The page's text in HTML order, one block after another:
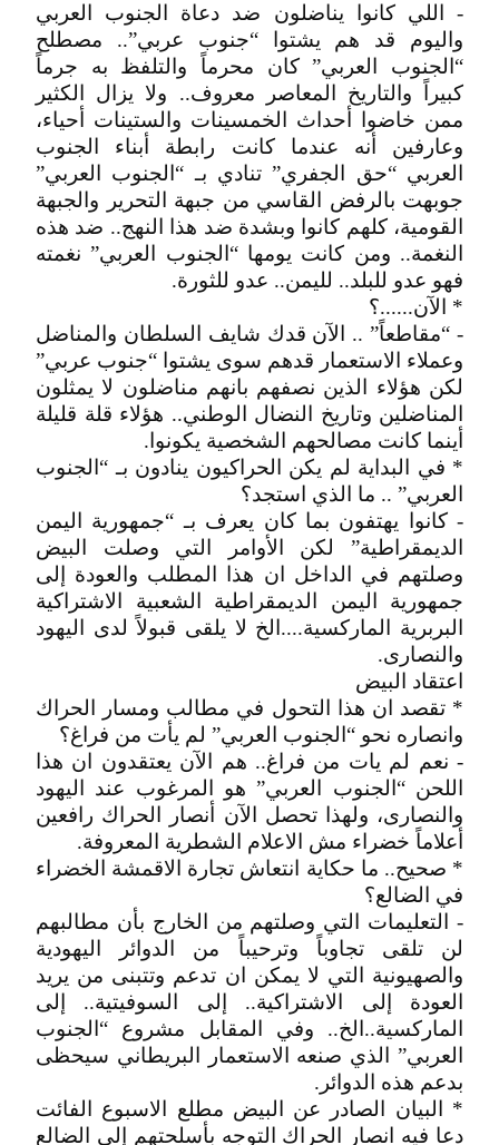
- اللي كانوا يناضلون ضد دعاة الجنوب العربي
واليوم قد هم يشتوا “جنوب عربي”.. مصطلح
“الجنوب العربي” كان محرماً والتلفظ به جرماً
كبيراً والتاريخ المعاصر معروف.. ولا يزال الكثير
ممن خاضوا أحداث الخمسينات والستينات أحياء،
وعارفين أنه عندما كانت رابطة أبناء الجنوب
العربي “حق الجفري” تنادي بـ “الجنوب العربي”
جوبهت بالرفض القاسي من جبهة التحرير والجبهة
القومية، كلهم كانوا وبشدة ضد هذا النهج.. ضد هذه
النغمة.. ومن كانت يومها “الجنوب العربي” نغمته
فهو عدو للبلد.. لليمن.. عدو للثورة.
* الآن......؟
- “مقاطعاً” .. الآن قدك شايف السلطان والمناضل
وعملاء الاستعمار قدهم سوى يشتوا “جنوب عربي”
لكن هؤلاء الذين نصفهم بانهم مناضلون لا يمثلون
المناضلين وتاريخ النضال الوطني.. هؤلاء قلة قليلة
أينما كانت مصالحهم الشخصية يكونوا.
* في البداية لم يكن الحراكيون ينادون بـ “الجنوب
العربي” .. ما الذي استجد؟
- كانوا يهتفون بما كان يعرف بـ “جمهورية اليمن
الديمقراطية” لكن الأوامر التي وصلت البيض
وصلتهم في الداخل ان هذا المطلب والعودة إلى
جمهورية اليمن الديمقراطية الشعبية الاشتراكية
البربرية الماركسية....الخ لا يلقى قبولاً لدى اليهود
والنصارى.
اعتقاد البيض
* تقصد ان هذا التحول في مطالب ومسار الحراك
وانصاره نحو “الجنوب العربي” لم يأت من فراغ؟
- نعم لم يات من فراغ.. هم الآن يعتقدون ان هذا
اللحن “الجنوب العربي” هو المرغوب عند اليهود
والنصارى، ولهذا تحصل الآن أنصار الحراك رافعين
أعلاماً خضراء مش الاعلام الشطرية المعروفة.
* صحيح.. ما حكاية انتعاش تجارة الاقمشة الخضراء
في الضالع؟
- التعليمات التي وصلتهم من الخارج بأن مطالبهم
لن تلقى تجاوباً وترحيباً من الدوائر اليهودية
والصهيونية التي لا يمكن ان تدعم وتتبنى من يريد
العودة إلى الاشتراكية.. إلى السوفيتية.. إلى
الماركسية..الخ.. وفي المقابل مشروع “الجنوب
العربي” الذي صنعه الاستعمار البريطاني سيحظى
بدعم هذه الدوائر.
* البيان الصادر عن البيض مطلع الاسبوع الفائت
دعا فيه انصار الحراك التوجه بأسلحتهم إلى الضالع